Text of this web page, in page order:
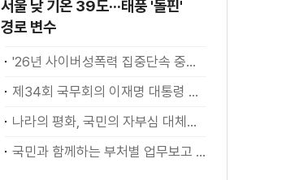
서울 낮 기온 39도···태풍 '돌핀'
경로 변수
'26년 사이버성폭력 집중단속 중간성과 발표···향후 추진계획은?
제34회 국무회의 이재명 대통령 모두발언
나라의 평화, 국민의 자부심 대체불가 대한민국 이재명 대통령 모두말씀
국민과 함께하는 부처별 업무보고 재개